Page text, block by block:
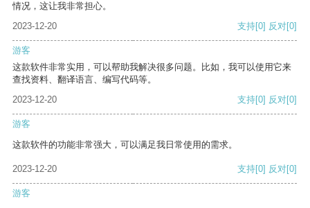
情况，这让我非常担心。
2023-12-20
支持[0] 反对[0]
游客
这款软件非常实用，可以帮助我解决很多问题。比如，我可以使用它来
查找资料、翻译语言、编写代码等。
2023-12-20
支持[0] 反对[0]
游客
这款软件的功能非常强大，可以满足我日常使用的需求。
2023-12-20 支持[0] 反对[0]
游客